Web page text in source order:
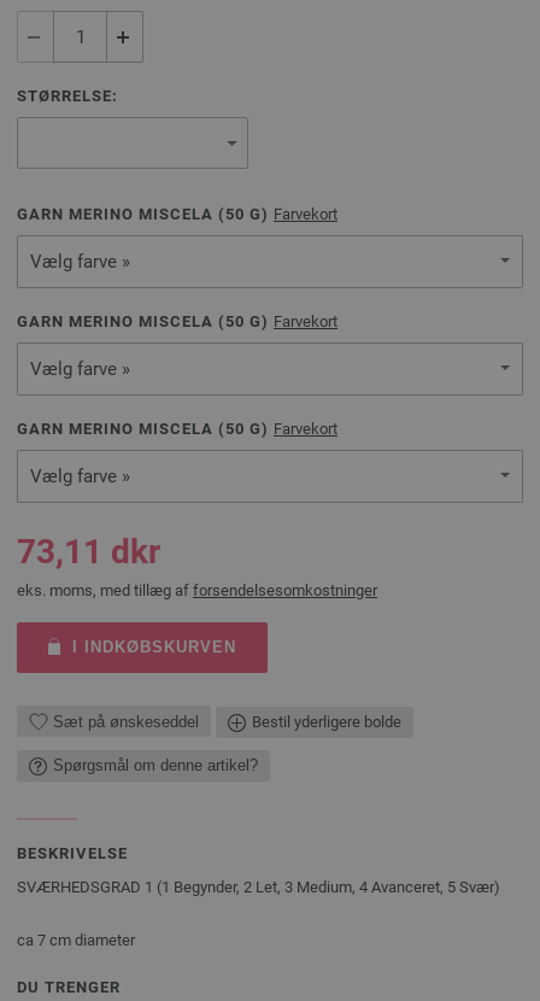
STØRRELSE:
GARN MERINO MISCELA ( 50 G) Farvekort
Vælg farve »
GARN MERINO MISCELA ( 50 G) Farvekort
Vælg farve »
GARN MERINO MISCELA ( 50 G) Farvekort
Vælg farve »
73,11 dkr
eks. moms, med tillæg af forsendelsesomkostninger
I INDKØBSKURVEN
Sæt på ønskeseddel Bestil yderligere bolde
Spørgsmål om denne artikel?
BESKRIVELSE
SVÆRHEDSGRAD 1 (1 Begynder, 2 Let, 3 Medium, 4 Avanceret, 5 Svær)
ca 7 cm diameter
DU TRENGER